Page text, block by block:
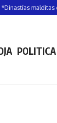
malditas contra
POLITICA